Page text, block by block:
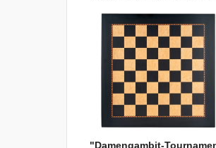
"Damengambit-